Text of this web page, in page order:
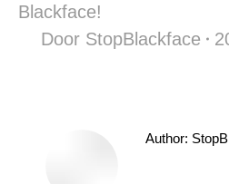
Blackface!
Door StopBlackface
Author: